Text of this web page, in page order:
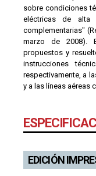
sobre condiciones
eléctricas de alta
complementarias"
marzo de 2008).
propuestos y
instrucciones
respectivamente, a
y a las líneas aéreas
EDICIÓN